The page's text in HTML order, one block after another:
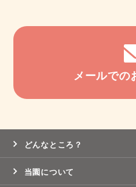
メールでの
どんなところ？
当園について